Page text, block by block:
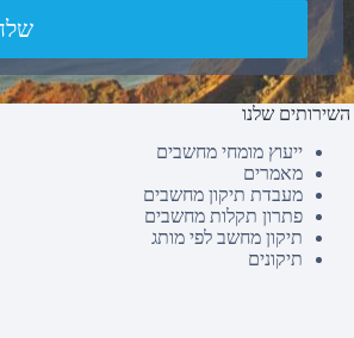
השירותים שלנו
ייעוץ מומחי מחשבים
מאמרים
מעבדת תיקון מחשבים
פתרון תקלות מחשבים
תיקון מחשב לפי מותג
תיקונים